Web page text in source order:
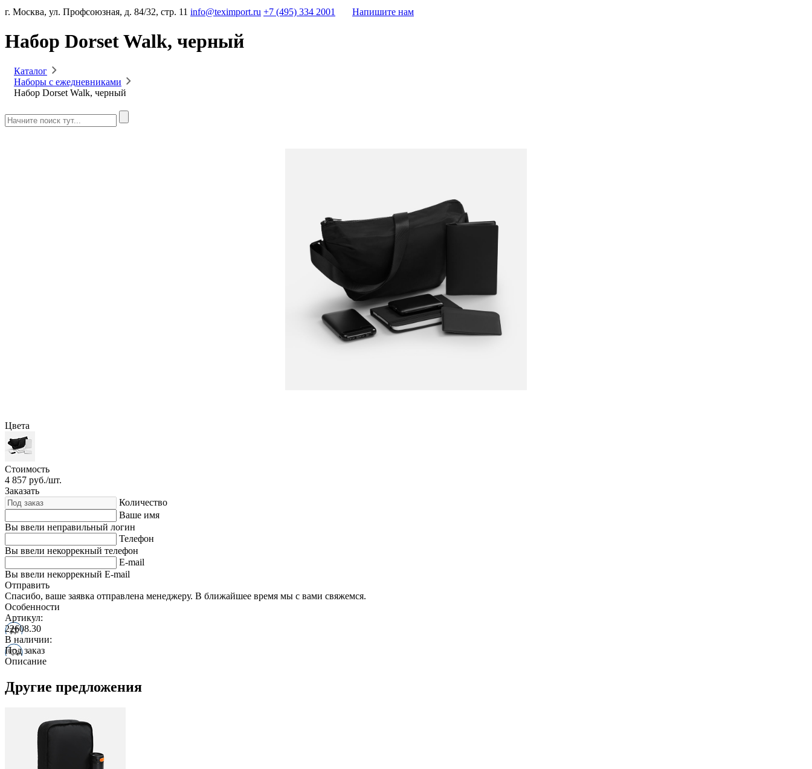
г. Москва, ул. Профсоюзная, д. 84/32, стр. 11 info@teximport.ru +7 (495) 334 2001 Напишите нам
Набор Dorset Walk, черный
Каталог
Наборы с ежедневниками
Набор Dorset Walk, черный
Цвета
Стоимость
4 857 руб./шт.
Заказать
Количество
Ваше имя
Вы ввели неправильный логин
Телефон
Вы ввели некоррекный телефон
E-mail
Вы ввели некоррекный E-mail
Отправить
Спасибо, ваше заявка отправлена менеджеру. В ближайшее время мы с вами свяжемся.
Особенности
Артикул:
22608.30
В наличии:
Под заказ
Описание
Другие предложения